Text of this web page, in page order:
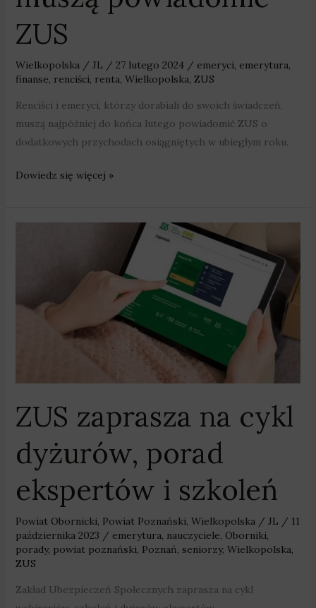
ZUS
Wielkopolska/ JL / 27 lutego 2024 / emeryci, emerytura,
finanse, renciści, renta, Wielkopolska, ZUS
Renciści i emeryci, którzy dorabiali do swoich świadczeń,
muszą najpóźniej do końca lutego powiadomić ZUS o
dodatkowych przychodach osiągniętych w ubiegłym roku.
Dowiedz się więcej »
ZUS zaprasza na cykl
dyżurów, porad
ekspertów i szkoleń
Powiat Obornicki Powiat Poznański Wielkopolska / JL / 11
października 2023 / emerytura nauczyciele Oborniki
porady, powiat poznański Poznań seniorzy, Wielkopolska
ZUS
Zakład Ubezpieczeń Społecznych zaprasza na cykl
dyżurów,